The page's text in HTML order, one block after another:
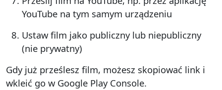
YouTube na tym samym urządzeniu
Ustaw film jako publiczny lub niepubliczny
(nie prywatny)
Gdy już prześlesz film, możesz skopiować link i
wkleić go w Google Play Console.